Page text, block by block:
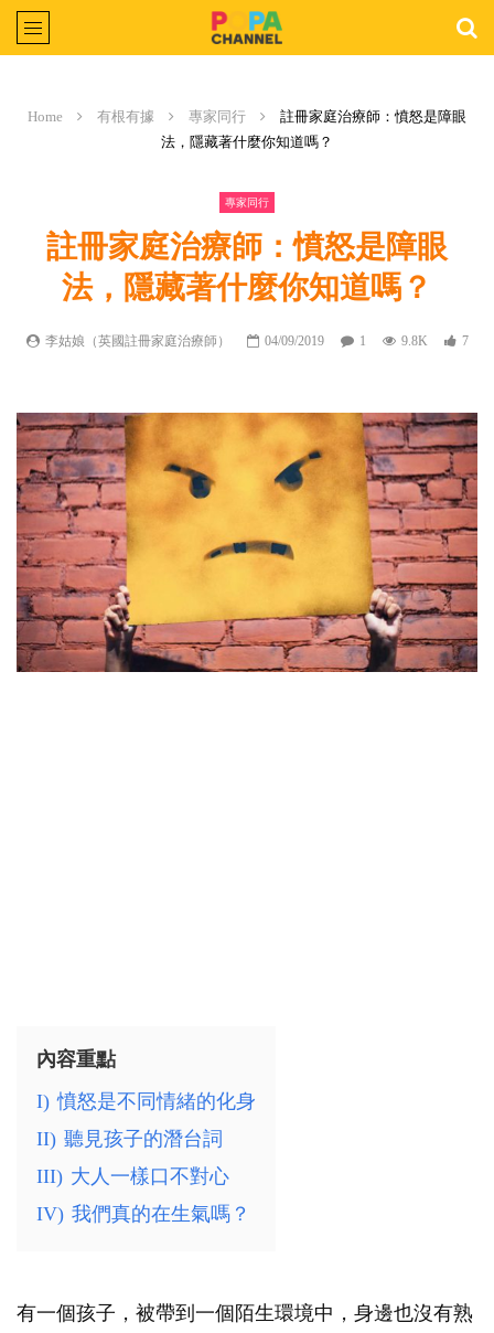
Home 有根有據 專家同行
註冊家庭治療師：憤怒是障眼
法，隱藏著什麼你知道嗎？
專家同行
註冊家庭治療師：憤怒是障眼
法，隱藏著什麼你知道嗎？
李姑娘（英國註冊家庭治療師） 04/09/2019 1 9.8K 7
內容重點
I) 憤怒是不同情緒的化身
II) 聽見孩子的潛台詞
III) 大人一樣口不對心
IV) 我們真的在生氣嗎？
有一個孩子，被帶到一個陌生環境中，身邊也沒有熟